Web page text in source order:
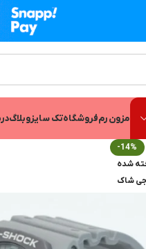
مزون رمفروشگاهتک سایزوبلاگ
-14%
شده
جی شاک